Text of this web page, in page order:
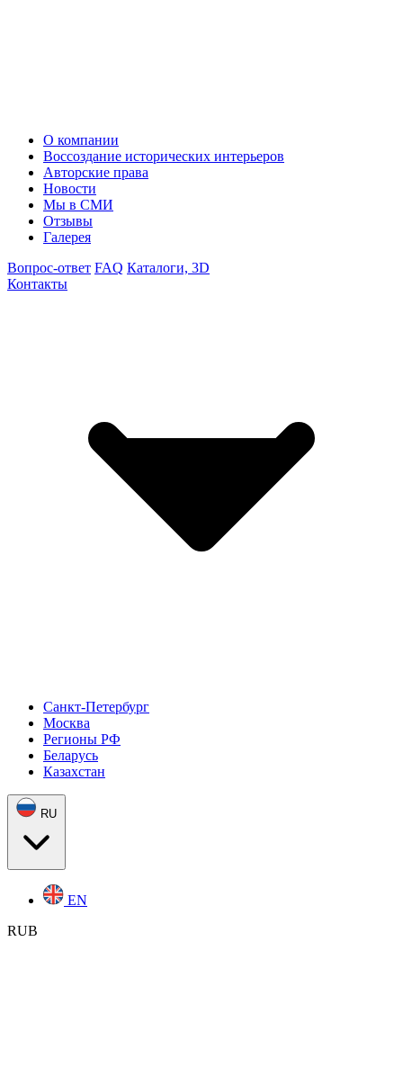
О компании
Воссоздание исторических интерьеров
Авторские права
Новости
Мы в СМИ
Отзывы
Галерея
Вопрос-ответ FAQ Каталоги, 3D
Контакты
Санкт-Петербург
Москва
Регионы РФ
Беларусь
Казахстан
RU
EN
RUB